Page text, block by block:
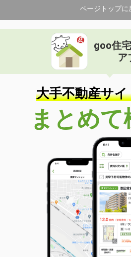
ページトップに
goo住
ア
大手不動産サイ
まとめて